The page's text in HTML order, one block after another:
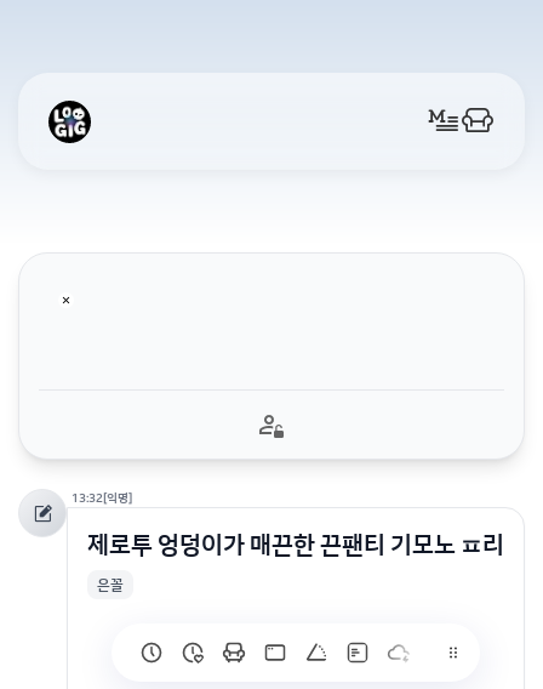
13:32[익명]
제로투 엉덩이가 매끈한 끈팬티 기모노 ㅍ리
은꼴